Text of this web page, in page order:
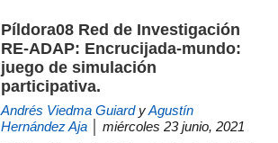
Píldora08 Red de Investigación
RE-ADAP: Encrucijada-mundo:
juego de simulación
participativa.
Andrés Viedma GuiardyAgustín
Hernández Aja │ miércoles 23 junio, 2021